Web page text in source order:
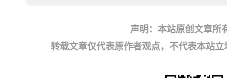
声明：本站原创文章所
转载文章仅代表原作者观点，不代表本站